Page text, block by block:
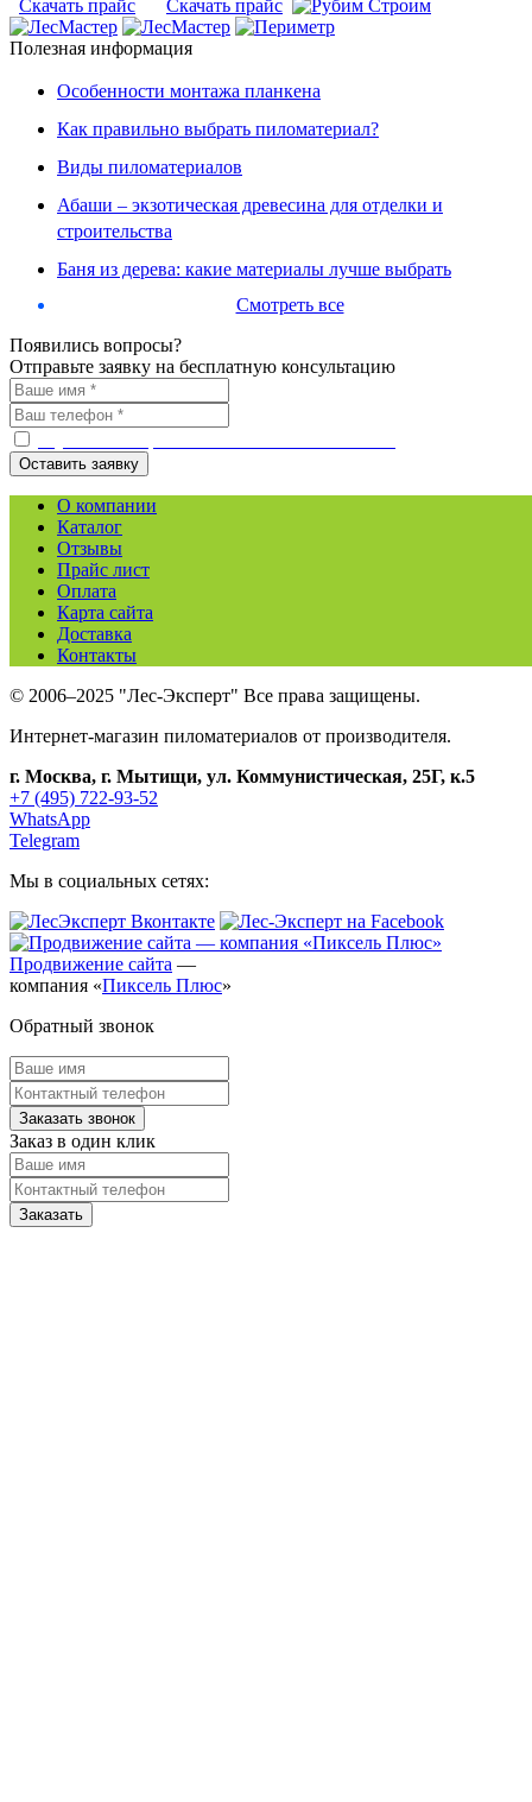
Скачать прайс Скачать прайс
Полезная информация
Особенности монтажа планкена
Как правильно выбрать пиломатериал?
Виды пиломатериалов
Абаши – экзотическая древесина для отделки и
строительства
Баня из дерева: какие материалы лучше выбрать
Смотреть все
Появились вопросы?
Отправьте заявку на бесплатную консультацию
О компании
Каталог
Отзывы
Прайс лист
Оплата
Карта сайта
Доставка
Контакты
© 2006–2025 "Лес-Эксперт" Все права защищены.
Интернет-магазин пиломатериалов от производителя.
г. Москва, г. Мытищи, ул. Коммунистическая, 25Г, к.5
+7 (495) 722-93-52
WhatsApp
Telegram
Мы в социальных сетях:
Продвижение сайта —
компания «Пиксель Плюс»
Обратный звонок
Заказ в один клик